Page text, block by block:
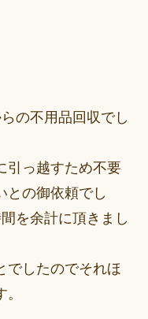
の不用品回収でし
引っ越すため不要
との御依頼でし
を余計に頂きまし
でしたのでそれほ